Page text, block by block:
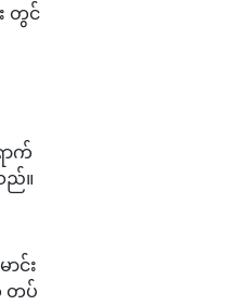
တွင်
ာက်
ည်။
င်း
တပ်